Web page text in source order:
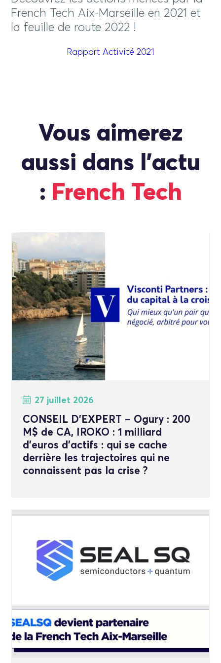
French Tech Aix-Marseille en 2021 et
la feuille de route 2022 !
Rapport Activité 2021
Vous aimerez
aussi dans l'actu
: French Tech
27 juillet 2026
CONSEIL D’EXPERT – Ogury : 200
M$ de CA, IROKO : 1 milliard
d’euros d’actifs : qui se cache
derrière les trajectoires qui ne
connaissent pas la crise ?